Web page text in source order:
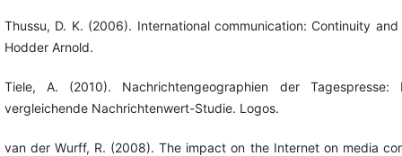
Thussu, D. K. (2006). International communication: Continuity
Hodder Arnold.
Tiele, A. (2010). Nachrichtengeographien der Tagespresse:
vergleichende Nachrichtenwert-Studie. Logos.
van der Wurff, R. (2008). The impact on the Internet on media